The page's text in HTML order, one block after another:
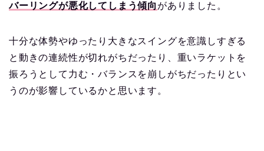
バーリングが悪化してしまう傾向 がありました。
十分な体勢やゆったり大きなスイングを意識しすぎる
と動きの連続性が切れがちだったり、重いラケットを
振ろうとして力む・バランスを崩しがちだったりとい
うのが影響しているかと思います。